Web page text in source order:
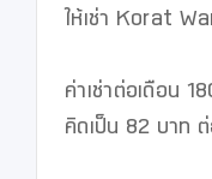
ให้เช่า Korat
ค่าเช่าต่อเดือน
คิดเป็น 82 บาท ต่